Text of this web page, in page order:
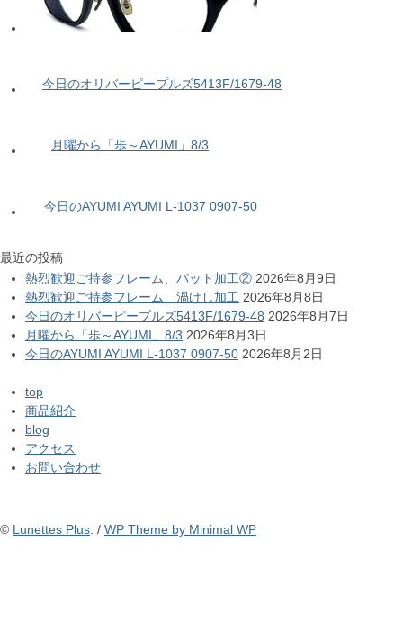
今日のオリバーピープルズ5413F/1679-48
月曜から「歩～AYUMI」8/3
今日のAYUMI AYUMI L-1037 0907-50
最近の投稿
熱烈歓迎ご持参フレーム、パット加工② 2026年8月9日
熱烈歓迎ご持参フレーム、渦けし加工 2026年8月8日
今日のオリバーピープルズ5413F/1679-48 2026年8月7日
月曜から「歩～AYUMI」8/3 2026年8月3日
今日のAYUMI AYUMI L-1037 0907-50 2026年8月2日
top
商品紹介
blog
アクセス
お問い合わせ
© Lunettes Plus . / WP Theme by Minimal WP